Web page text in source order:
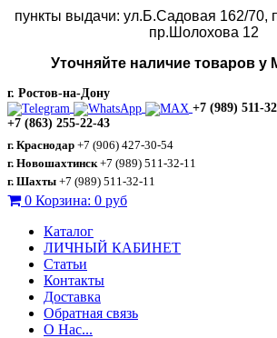
пункты выдачи: ул.Б.Садовая 162/70,
пр.Шолохова 12
Уточняйте наличие товаров у
г. Ростов-на-Дону
+7 (989) 511-
+7 (863) 255-22-43
г. Краснодар +7 (906) 427-30-54
г. Новошахтинск +7 (989) 511-32-11
г. Шахты +7 (989) 511-32-11
0 Корзина: 0 руб
Каталог
ЛИЧНЫЙ КАБИНЕТ
Статьи
Контакты
Доставка
Обратная связь
О Нас...